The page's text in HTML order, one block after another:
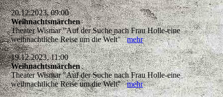
20.12.2023, 09:00
Weihnachtsmärchen
Theater Wismar "Auf der Suche nach Frau Holle-eine
weihnachtliche Reise um die Welt"mehr
19.12.2023, 11:00
Weihnachtsmärchen
Theater Wismar "Auf der Suche nach Frau Holle-eine
weihnachtliche Reise um die Welt"mehr